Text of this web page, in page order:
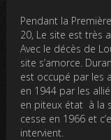
Pendant la
20, Le site est très
Avec le décès de
site s’amorce.
est occupé par les
en 1944 par les
en piteux état à la
cesse en 1966 et
intervient.